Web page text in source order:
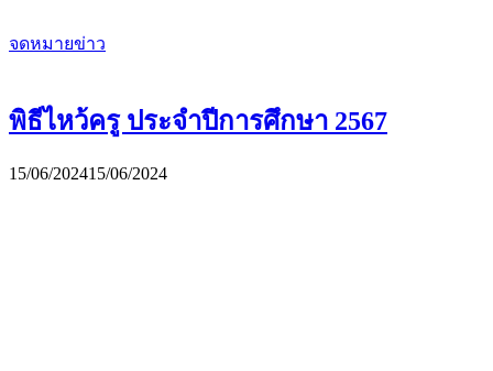
จดหมายข่าว
พิธีไหว้ครู ประจำปีการศึกษา 2567
15/06/202415/06/2024